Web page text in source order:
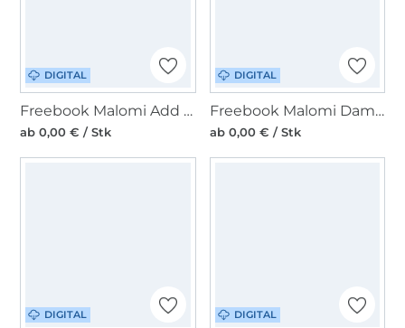
DIGITAL
Freebook Malomi Add on Volant-Sommerbluse zu Stufenkleid Klara
ab 0,00 € / Stk
DIGITAL
Freebook Malomi Damen Stufenkleid Klara
ab 0,00 € / Stk
DIGITAL DIGITAL